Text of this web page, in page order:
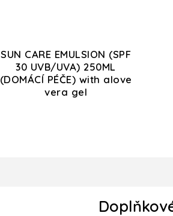
SUN CARE EMULSION (SPF
30 UVB/UVA) 250ML
(DOMÁCÍ PÉČE) with alove
vera gel